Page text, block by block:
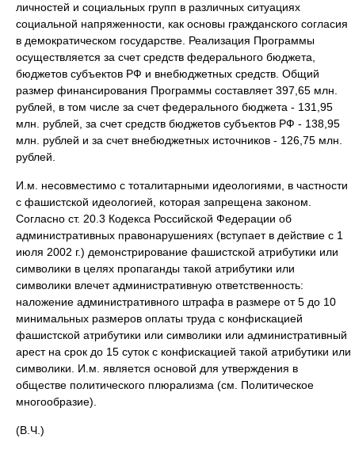
личностей и социальных групп в различных ситуациях
социальной напряженности, как основы гражданского согласия
в демократическом государстве. Реализация Программы
осуществляется за счет средств федерального бюджета,
бюджетов субъектов РФ и внебюджетных средств. Общий
размер финансирования Программы составляет 397,65 млн.
рублей, в том числе за счет федерального бюджета - 131,95
млн. рублей, за счет средств бюджетов субъектов РФ - 138,95
млн. рублей и за счет внебюджетных источников - 126,75 млн.
рублей.
И.м. несовместимо с тоталитарными идеологиями, в частности
с фашистской идеологией, которая запрещена законом.
Согласно ст. 20.3 Кодекса Российской Федерации об
административных правонарушениях (вступает в действие с 1
июля 2002 г.) демонстрирование фашистской атрибутики или
символики в целях пропаганды такой атрибутики или
символики влечет административную ответственность:
наложение административного штрафа в размере от 5 до 10
минимальных размеров оплаты труда с конфискацией
фашистской атрибутики или символики или административный
арест на срок до 15 суток с конфискацией такой атрибутики или
символики. И.м. является основой для утверждения в
обществе политического плюрализма (см. Политическое
многообразие).
(В.Ч.)